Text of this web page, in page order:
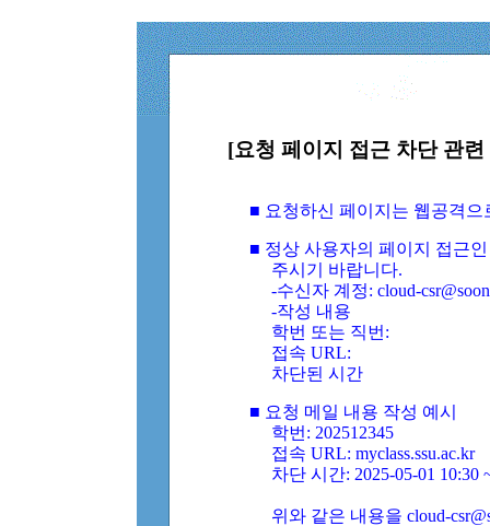
[요청 페이지 접근 차단 관
■ 요청하신 페이지는 웹공격
■ 정상 사용자의 페이지 접근
주시기 바랍니다.
-수신자 계정: cloud-
-작성 내용
학번 또는 직번:
접속 URL:
차단된 시간
■ 요청 메일 내용 작성 예시
학번: 202512345
접속 URL: myclass.ssu.ac.kr
차단 시간: 2025-05-01 10:30
위와 같은 내용을 cloud-